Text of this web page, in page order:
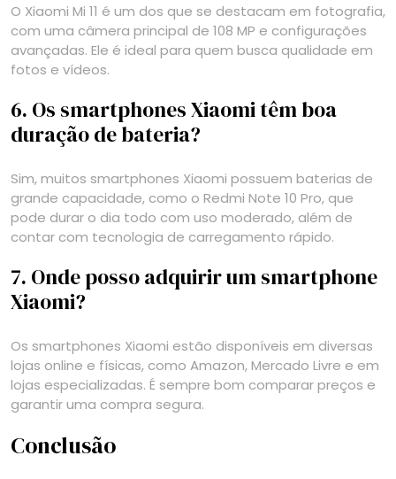
O Xiaomi Mi 11 é um dos que se destacam em fotografia,
com uma câmera principal de 108 MP e configurações
avançadas. Ele é ideal para quem busca qualidade em
fotos e vídeos.
6. Os smartphones Xiaomi têm boa
duração de bateria?
Sim, muitos smartphones Xiaomi possuem baterias de
grande capacidade, como o Redmi Note 10 Pro, que
pode durar o dia todo com uso moderado, além de
contar com tecnologia de carregamento rápido.
7. Onde posso adquirir um smartphone
Xiaomi?
Os smartphones Xiaomi estão disponíveis em diversas
lojas online e físicas, como Amazon, Mercado Livre e em
lojas especializadas. É sempre bom comparar preços e
garantir uma compra segura.
Conclusão